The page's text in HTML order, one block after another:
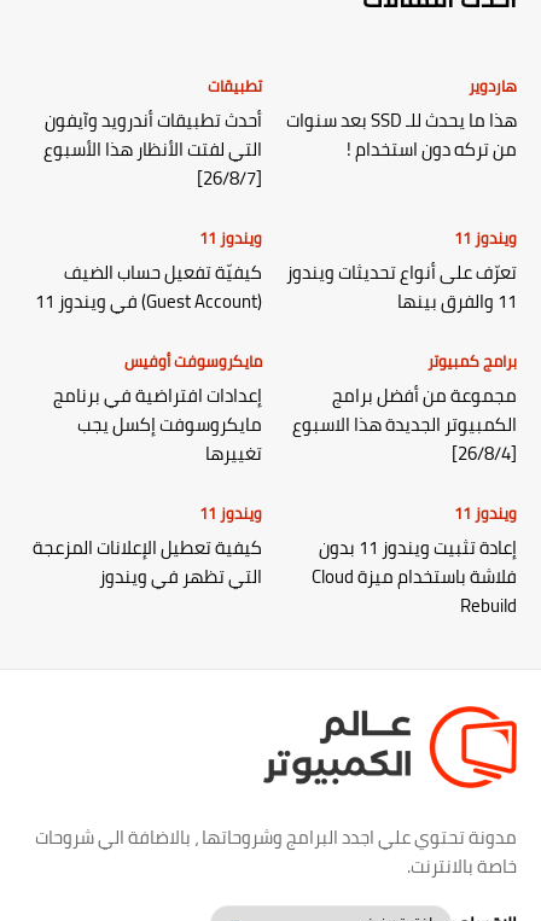
هاردوير
هذا ما يحدث للـ SSD بعد سنوات
من تركه دون استخدام !
تطبيقات
أحدث تطبيقات أندرويد وآيفون
التي لفتت الأنظار هذا الأسبوع
[26/8/7]
ويندوز 11
تعرّف على أنواع تحديثات ويندوز
11 والفرق بينها
ويندوز 11
كيفيّة تفعيل حساب الضيف
(Guest Account) في ويندوز 11
برامج كمبيوتر
مجموعة من أفضل برامج
الكمبيوتر الجديدة هذا الاسبوع
[26/8/4]
مايكروسوفت أوفيس
إعدادات افتراضية في برنامج
مايكروسوفت إكسل يجب
تغييرها
ويندوز 11
إعادة تثبيت ويندوز 11 بدون
فلاشة باستخدام ميزة Cloud
Rebuild
ويندوز 11
كيفية تعطيل الإعلانات المزعجة
التي تظهر في ويندوز
مدونة تحتوي علي اجدد البرامج وشروحاتها ، بالاضافة الي شروحات
خاصة بالانترنت.